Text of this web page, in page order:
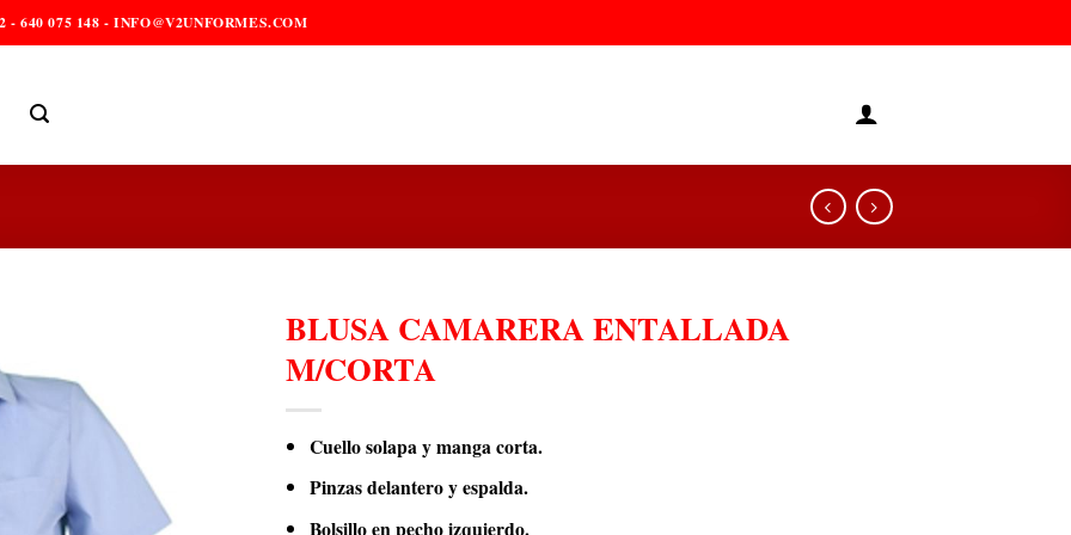
640 075 148 - INFO@V2UNFORMES.COM
BLUSA CAMARERA ENTALLADA
M/CORTA
Cuello solapa y manga corta.
Pinzas delantero y espalda.
Bolsillo en pecho izquierdo.